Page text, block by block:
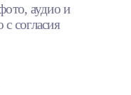
аудио и
согласия